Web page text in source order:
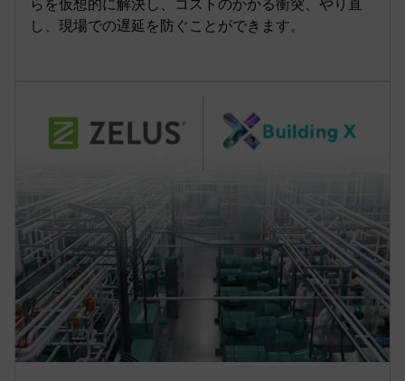
らを仮想的に解決し、コストのかかる衝突、やり直
し、現場での遅延を防ぐことができます。